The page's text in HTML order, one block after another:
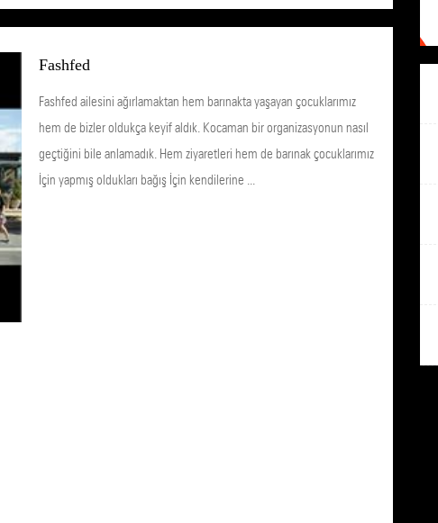
Fashfed
Fashfed ailesini ağırlamaktan hem barınakta yaşayan çocuklarımız
hem de bizler oldukça keyif aldık. Kocaman bir organizasyonun nasıl
geçtiğini bile anlamadık. Hem ziyaretleri hem de barınak çocuklarımız
İçin yapmış oldukları bağış İçin kendilerine ...